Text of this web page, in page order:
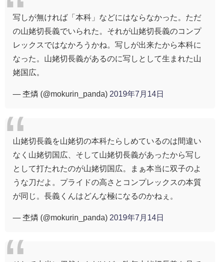
写しが無ければ「本科」などにはならなかった。ただ
の山姥切長義でいられた。それが山姥切長義のコンプ
レックスではなかろうかね。写しが出来たから本科に
なった。山姥切長義があるのに写しとして生まれた山
姥国広。
— 杢燐 (@mokurin_panda) 2019年7月14日
山姥切長義を山姥切の本科たらしめているのは間違い
なく山姥切国広、そして山姥切長義があったから写し
として打たれたのが山姥切国広。まぁ本当に双子のよ
うな刀だよ。プライドの高さとコンプレックスの本質
が同じ。長義くんはどんな極になるのかねぇ。
— 杢燐 (@mokurin_panda) 2019年7月14日